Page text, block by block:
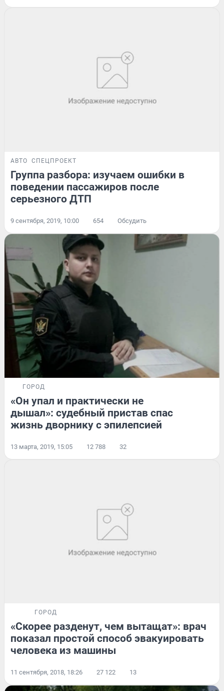
АВТО СПЕЦПРОЕКТ
Группа разбора: изучаем ошибки в
поведении пассажиров после
серьезного ДТП
9 сентября, 2019, 10:00 654 Обсудить
ГОРОД
«Он упал и практически не
дышал»: судебный пристав спас
жизнь дворнику с эпилепсией
13 марта, 2019, 15:05 12 788 32
ГОРОД
«Скорее разденут, чем вытащат»: врач
показал простой способ эвакуировать
человека из машины
11 сентября, 2018, 18:26 27 122 13